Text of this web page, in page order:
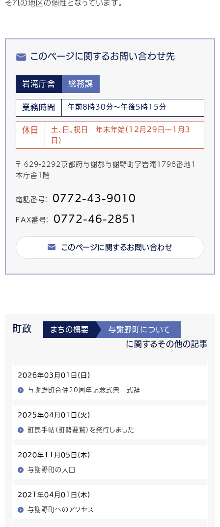
このページに関するお問い合わせ先
岩滝庁舎 総務課
業務時間 午前8時30分～午後5時15分
休日
土、日、祝日 年末年始(12月29日～1月3
日)
〒 629-2292京都府与謝郡与謝野町字岩滝1798番地1
本庁舎1階
電話番号： 0772-43-9010
FAX番号： 0772-46-2851
このページに関するお問い合わせ
町政 まちの概要 与謝野町について
に関するその他の記事
2026年03月01日(日)
与謝野町合併20周年記念式典 式辞
2025年04月01日(火)
町民手帖（町勢要覧）を発行しました
2020年11月05日(木)
与謝野町の人口
2021年04月01日(木)
与謝野町へのアクセス